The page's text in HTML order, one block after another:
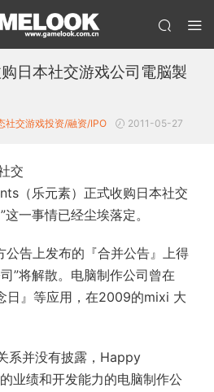
日本社交游戏公司電脳製
社交游戏投资/融资/IPO 2011-05-27
交
（乐元素）正式收购日本社交
一事情已经尘埃落定。
告上发布的『合并公告』上得
”将解散。电脑制作公司曾在
日』等应用，在2009的mixi 大
系并没有披露，Happy
业绩和开发能力的电脑制作公